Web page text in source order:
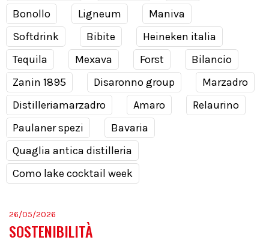
Bonollo
Ligneum
Maniva
Softdrink
Bibite
Heineken italia
Tequila
Mexava Forst
Bilancio
Zanin 1895
Disaronno group
Marzadro
Distilleriamarzadro
Amaro
Relaurino
Paulaner spezi
Bavaria
Quaglia antica distilleria
Como lake cocktail week
26/05/2026
SOSTENIBILITÀ